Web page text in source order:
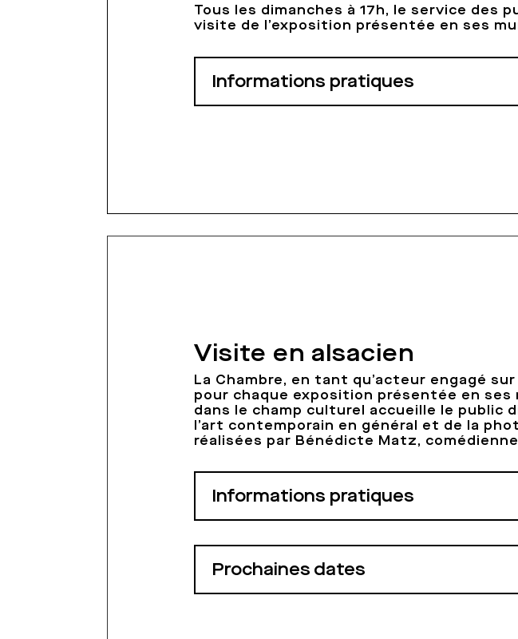
Tous les dimanches à 17h, le service des
visite de l’exposition présentée en ses
Informations pratiques
Visite en alsacien
La Chambre, en tant qu’acteur engagé
pour chaque exposition présentée en
dans le champ culturel accueille le public
l’art contemporain en général et de la
réalisées par Bénédicte Matz, comédienne
Informations pratiques
Prochaines dates